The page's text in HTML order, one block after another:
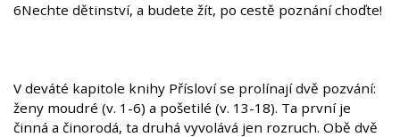
6Nechte dětinství, a budete žít, po cestě poznání choďte!
V deváté kapitole knihy Přísloví se prolínají dvě pozvání:
ženy moudré (v. 1-6) a pošetilé (v. 13-18). Ta první je
činná a činorodá, ta druhá vyvolává jen rozruch. Obě dvě